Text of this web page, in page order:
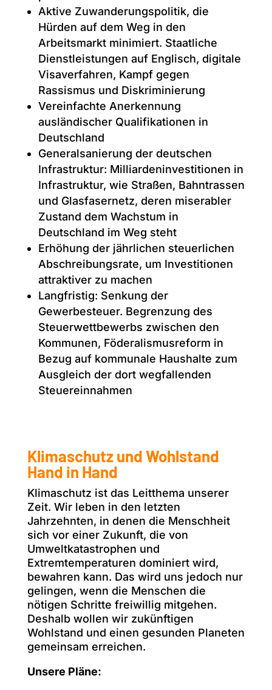
Aktive Zuwanderungspolitik, die
Hürden auf dem Weg in den
Arbeitsmarkt minimiert. Staatliche
Dienstleistungen auf Englisch, digitale
Visaverfahren, Kampf gegen
Rassismus und Diskriminierung
Vereinfachte Anerkennung
ausländischer Qualifikationen in
Deutschland
Generalsanierung der deutschen
Infrastruktur: Milliardeninvestitionen in
Infrastruktur, wie Straßen, Bahntrassen
und Glasfasernetz, deren miserabler
Zustand dem Wachstum in
Deutschland im Weg steht
Erhöhung der jährlichen steuerlichen
Abschreibungsrate, um Investitionen
attraktiver zu machen
Langfristig: Senkung der
Gewerbesteuer. Begrenzung des
Steuerwettbewerbs zwischen den
Kommunen, Föderalismusreform in
Bezug auf kommunale Haushalte zum
Ausgleich der dort wegfallenden
Steuereinnahmen
Klimaschutz und Wohlstand
Hand in Hand
Klimaschutz ist das Leitthema unserer
Zeit. Wir leben in den letzten
Jahrzehnten, in denen die Menschheit
sich vor einer Zukunft, die von
Umweltkatastrophen und
Extremtemperaturen dominiert wird,
bewahren kann. Das wird uns jedoch nur
gelingen, wenn die Menschen die
nötigen Schritte freiwillig mitgehen.
Deshalb wollen wir zukünftigen
Wohlstand und einen gesunden Planeten
gemeinsam erreichen.
Unsere Pläne: